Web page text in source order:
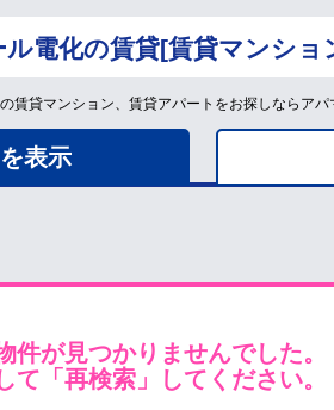
電化の賃貸[賃貸マンシ
賃貸マンション、賃貸アパートをお探しならア
表示
件が見つかりませんでした。
て「再検索」してください。